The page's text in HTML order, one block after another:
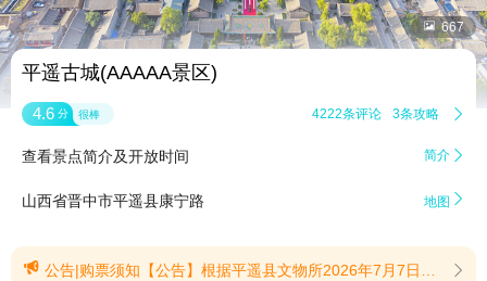
 667
平遥古城(AAAAA景区)
4.6 分 很棒 4222条评论 3条攻略 
查看景点简介及开放时间 简介 
山西省晋中市平遥县康宁路 地图 
 公告|购票须知【公告】根据平遥县文物所2026年7月7日《关于对双林寺千佛殿、镇国寺万佛殿进行施工》的通知，因双林寺千佛殿、镇国寺万佛殿内壁画彩塑存在险情，需实施保护修缮。镇国寺万佛殿修缮工期:2026年7月至2027年9月；双林寺千佛殿修缮工期:2026年7月至2028年9月。为加强文物保护和确保游客人身安全，届时将对双林寺千佛殿、镇国寺万佛殿进行半封闭。(提示有效期2026/7/9至2027/9/30)【购票须知】购买平遥古城成人票或半价票游客，仅可享受平遥古城入园游览权益，不包含2026年8月19 日落日合唱派对现场观演资格。(提示有效期2026/7/13至2026/8/19) 